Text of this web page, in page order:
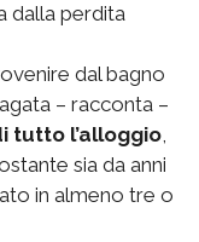
dalla perdita
dal bagno
– racconta –
tutto l’alloggio,
sia da anni
in almeno tre o